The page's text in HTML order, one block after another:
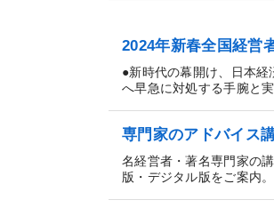
2024年新春全国経営
●新時代の幕開け、日本
へ早急に対処する手腕と
専門家のアドバイス
名経営者・著名専門家の
版・デジタル版をご案内